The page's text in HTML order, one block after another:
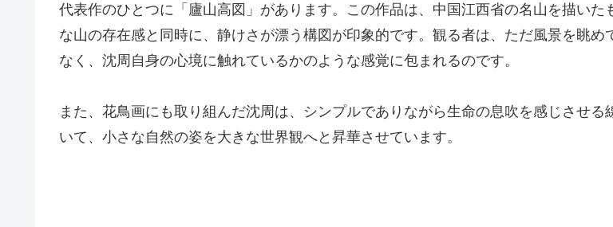
代表作のひとつに「廬山高図」があります。この作品は、中国江西省の名山を描いた
な山の存在感と同時に、静けさが漂う構図が印象的です。観る者は、ただ風景を眺め
なく、沈周自身の心境に触れているかのような感覚に包まれるのです。
また、花鳥画にも取り組んだ沈周は、シンプルでありながら生命の息吹を感じさせる
いて、小さな自然の姿を大きな世界観へと昇華させています。